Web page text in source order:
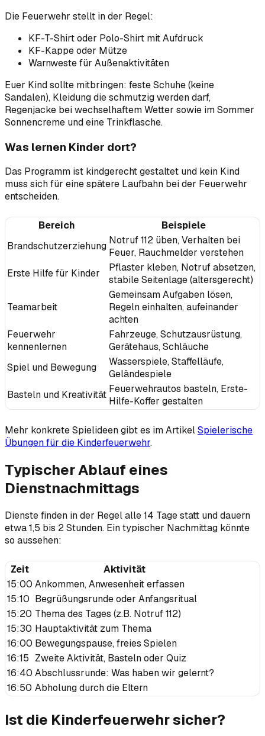
Die Feuerwehr stellt in der Regel:
KF-T-Shirt oder Polo-Shirt mit Aufdruck
KF-Kappe oder Mütze
Warnweste für Außenaktivitäten
Euer Kind sollte mitbringen: feste Schuhe (keine
Sandalen), Kleidung die schmutzig werden darf,
Regenjacke bei wechselhaftem Wetter sowie im Sommer
Sonnencreme und eine Trinkflasche.
Was lernen Kinder dort?
Das Programm ist kindgerecht gestaltet und kein Kind
muss sich für eine spätere Laufbahn bei der Feuerwehr
entscheiden.
Bereich
Beispiele
Brandschutzerziehung Notruf 112 üben, Verhalten bei
Feuer, Rauchmelder verstehen
Erste Hilfe für Kinder
Pflaster kleben, Notruf absetzen,
stabile Seitenlage (altersgerecht)
Teamarbeit
Gemeinsam Aufgaben lösen,
Regeln einhalten, aufeinander
achten
Feuerwehr
kennenlernen
Fahrzeuge, Schutzausrüstung,
Gerätehaus, Schläuche
Spiel und Bewegung
Wasserspiele, Staffelläufe,
Geländespiele
Basteln und Kreativität Feuerwehrautos basteln, Erste-
Hilfe-Koffer gestalten
Mehr konkrete Spielideen gibt es im ArtikelSpielerische
Übungen für die Kinderfeuerwehr.
Typischer Ablauf eines
Dienstnachmittags
Dienste finden in der Regel alle 14 Tage statt und dauern
etwa 1,5 bis 2 Stunden. Ein typischer Nachmittag könnte
so aussehen:
Zeit
Aktivität
15:00 Ankommen, Anwesenheit erfassen
15:10 Begrüßungsrunde oder Anfangsritual
15:20 Thema des Tages (z.B. Notruf 112)
15:30 Hauptaktivität zum Thema
16:00 Bewegungspause, freies Spielen
16:15 Zweite Aktivität, Basteln oder Quiz
16:40 Abschlussrunde: Was haben wir gelernt?
16:50 Abholung durch die Eltern
Ist die Kinderfeuerwehr sicher?